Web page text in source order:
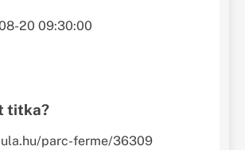
20 09:30:00
titka?
parc-ferme/36309